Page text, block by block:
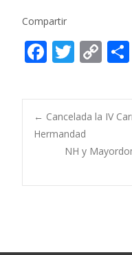
Compartir
F
e
b
o
k
T
itt
er
C
p
y
n
k
Post
← Cancelada la IV
Hermandad
NH y